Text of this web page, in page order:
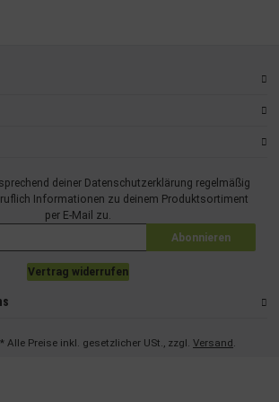
deiner Datenschutzerklärung regelmäßig
Informationen zu deinem Produktsortiment
per E-Mail zu.
Abonnieren
Vertrag widerrufen
Alle Preise inkl. gesetzlicher USt., zzgl. Versand.